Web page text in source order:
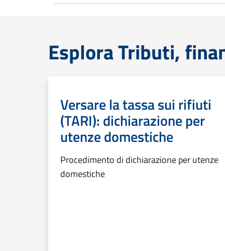
Esplora Tributi,
Versare la tassa sui rifiuti
(TARI): dichiarazione per
utenze domestiche
Procedimento di dichiarazione per utenze
domestiche